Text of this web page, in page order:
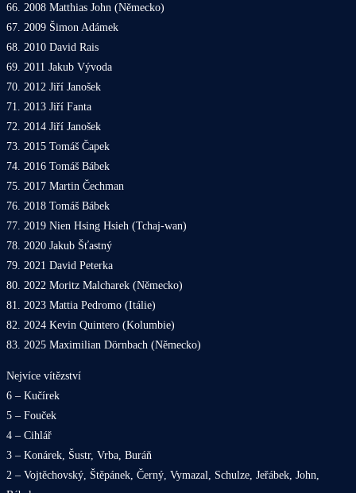
66. 2008 Matthias John (Německo)
67. 2009 Šimon Adámek
68. 2010 David Rais
69. 2011 Jakub Vývoda
70. 2012 Jiří Janošek
71. 2013 Jiří Fanta
72. 2014 Jiří Janošek
73. 2015 Tomáš Čapek
74. 2016 Tomáš Bábek
75. 2017 Martin Čechman
76. 2018 Tomáš Bábek
77. 2019 Nien Hsing Hsieh (Tchaj-wan)
78. 2020 Jakub Šťastný
79. 2021 David Peterka
80. 2022 Moritz Malcharek (Německo)
81. 2023 Mattia Pedromo (Itálie)
82. 2024 Kevin Quintero (Kolumbie)
83. 2025 Maximilian Dörnbach (Německo)
Nejvíce vítězství
6 – Kučírek
5 – Fouček
4 – Cihlář
3 – Konárek, Šustr, Vrba, Buráň
2 – Vojtěchovský, Štěpánek, Černý, Vymazal, Schulze, Jeřábek, John,